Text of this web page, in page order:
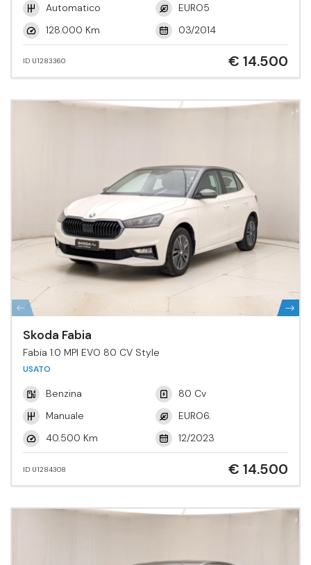
Automatico
EURO5
128.000 Km
03/2014
ID U1283360 € 14.500
Skoda Fabia
Fabia 1.0 MPI EVO 80 CV Style
USATO
Benzina
80 Cv
Manuale
EURO6.
40.500 Km
12/2023
ID U1284308 € 14.500